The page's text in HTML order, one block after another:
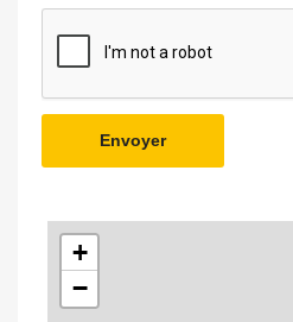
Envoyer
+
−